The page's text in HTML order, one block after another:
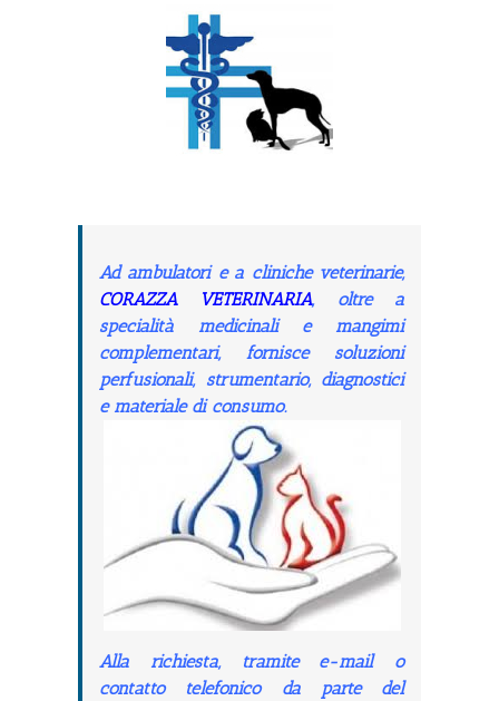
Ad ambulatori e a cliniche veterinarie,
CORAZZA VETERINARIA, oltre a
specialità medicinali e mangimi
complementari, fornisce soluzioni
perfusionali, strumentario, diagnostici
e materiale di consumo.
Alla richiesta, tramite e-mail o
contatto telefonico da parte del